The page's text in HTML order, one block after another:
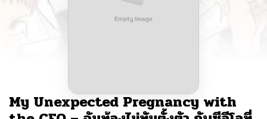
My Unexpected Pregnancy with